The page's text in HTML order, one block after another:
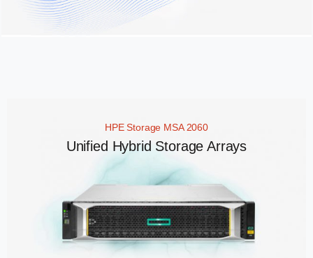
HPE Storage MSA 2060
Unified Hybrid Storage Arrays